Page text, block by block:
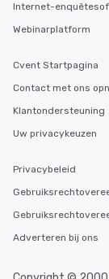
Internet-
Webinarplatform
Cvent Startpagina
Contact met ons
Klantondersteuning
Uw privacykeuzen
Privacybeleid
Adverteren bij ons